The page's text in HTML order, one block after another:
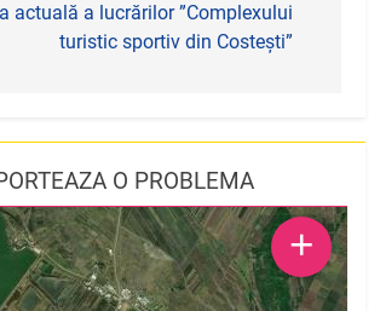
actuală a lucrărilor ”Complexului
turistic sportiv din Costești”
O PROBLEMA
+